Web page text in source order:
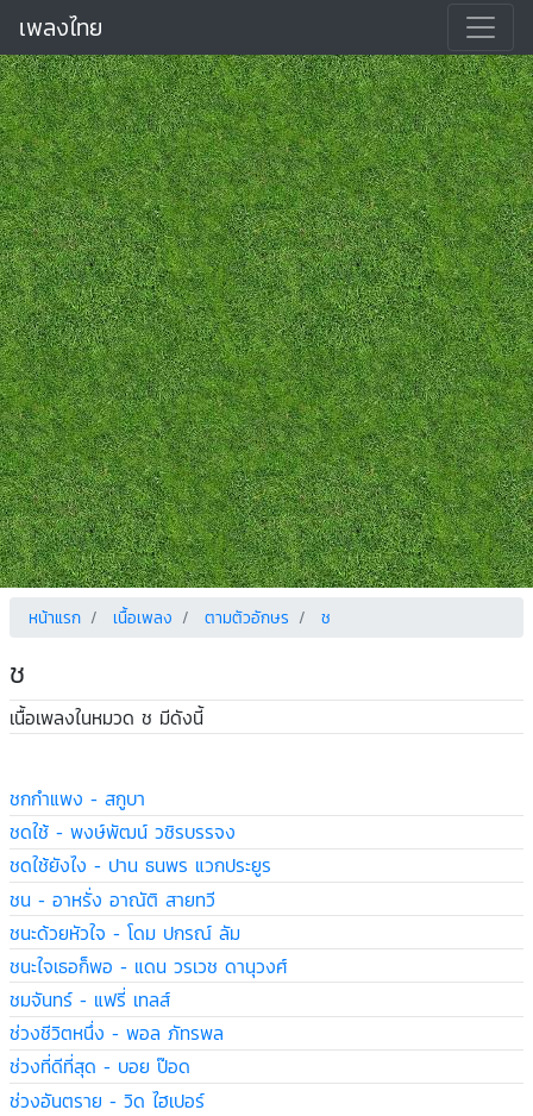
เพลงไทย
หน้าแรก เนื้อเพลง ตามตัวอักษร ช
ช
เนื้อเพลงในหมวด ช มีดังนี้
ชกกำแพง - สกูบา
ชดใช้ - พงษ์พัฒน์ วชิรบรรจง
ชดใช้ยังไง - ปาน ธนพร แวกประยูร
ชน - อาหรั่ง อาณัติ สายทวี
ชนะด้วยหัวใจ - โดม ปกรณ์ ลัม
ชนะใจเธอก็พอ - แดน วรเวช ดานุวงศ์
ชมจันทร์ - แฟรี่ เทลส์
ช่วงชีวิตหนึ่ง - พอล ภัทรพล
ช่วงที่ดีที่สุด - บอย ป๊อด
ช่วงอันตราย - วิด ไฮเปอร์